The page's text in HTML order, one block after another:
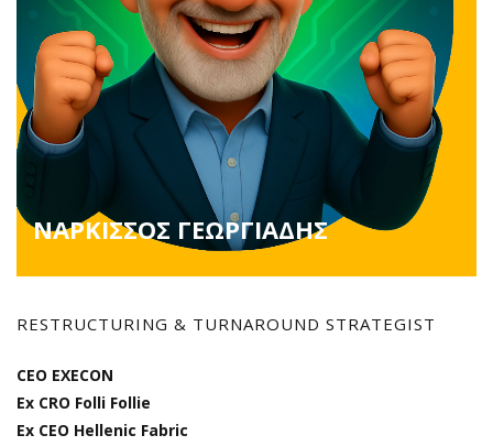
ΝΑΡΚΙΣΣΟΣ ΓΕΩΡΓΙΑΔΗΣ
RESTRUCTURING & TURNAROUND STRATEGIST
CEO EXECON
Ex CRO Folli Follie
Ex CEO Hellenic Fabric